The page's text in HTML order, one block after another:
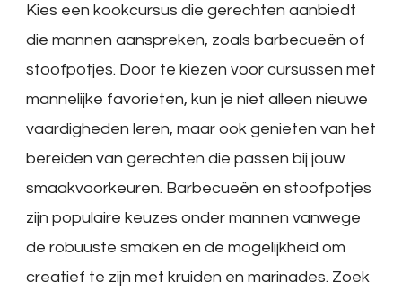
Kies een kookcursus die gerechten aanbiedt
die mannen aanspreken, zoals barbecueën of
stoofpotjes. Door te kiezen voor cursussen met
mannelijke favorieten, kun je niet alleen nieuwe
vaardigheden leren, maar ook genieten van het
bereiden van gerechten die passen bij jouw
smaakvoorkeuren. Barbecueën en stoofpotjes
zijn populaire keuzes onder mannen vanwege
de robuuste smaken en de mogelijkheid om
creatief te zijn met kruiden en marinades. Zoek